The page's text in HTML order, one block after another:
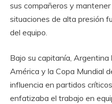
sus compañeros y
situaciones de alta presión
del equipo.
Bajo su capitanía,
América y la Copa Mundial
influencia en partidos
enfatizaba el trabajo en